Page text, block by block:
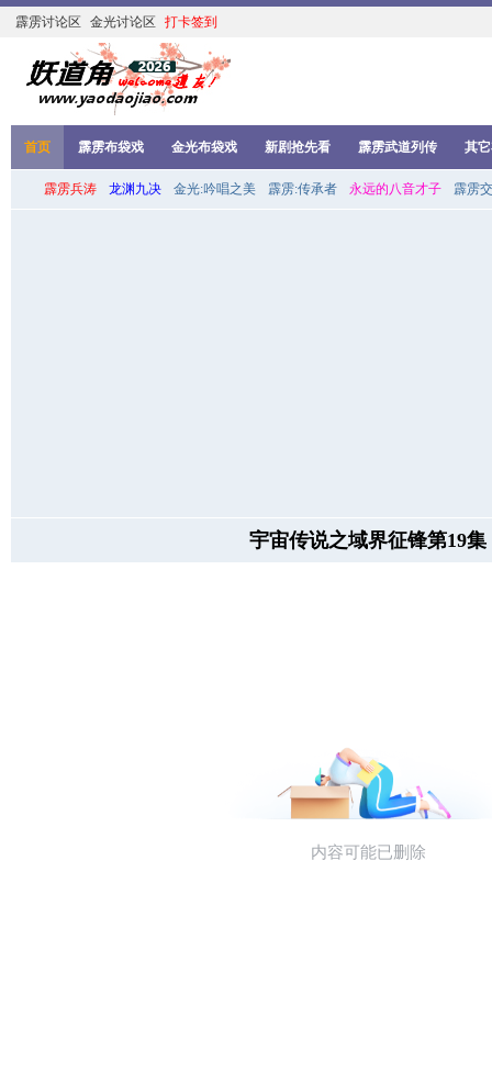
霹雳讨论区 金光讨论区 打卡签到
首页 霹雳布袋戏 金光布袋戏 新剧抢先看 霹雳武道列传 其
霹雳兵涛 龙渊九决 金光:吟唱之美 霹雳:传承者 永远的八音才子 霹雳
宇宙传说之域界征锋第19集